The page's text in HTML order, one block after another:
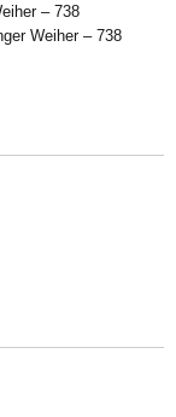
– 738
Weiher – 738